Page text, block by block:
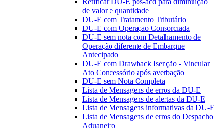
Retificar DU-E pós-acd para diminuição
de valor e quantidade
DU-E com Tratamento Tributário
DU-E com Operação Consorciada
DU-E sem nota com Detalhamento de
Operação diferente de Embarque
Antecipado
DU-E com Drawback Isenção - Vincular
Ato Concessório após averbação
DU-E sem Nota Completa
Lista de Mensagens de erros da DU-E
Lista de Mensagens de alertas da DU-E
Lista de Mensagens informativas da DU-E
Lista de Mensagens de erros do Despacho
Aduaneiro